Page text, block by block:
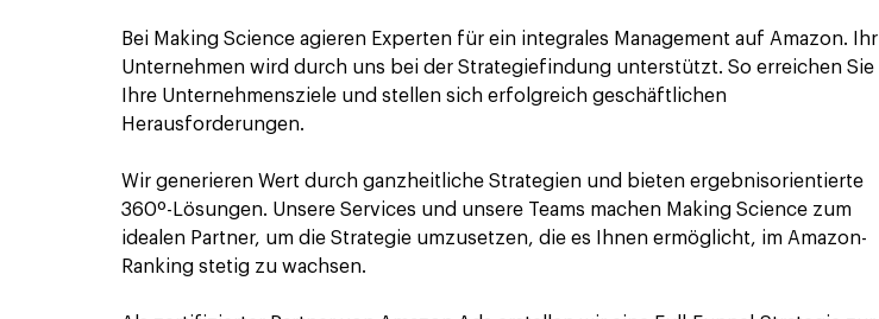
Bei Making Science agieren Experten für ein integrales Management auf Amazon. Ihr
Unternehmen wird durch uns bei der Strategiefindung unterstützt. So erreichen Sie
Ihre Unternehmensziele und stellen sich erfolgreich geschäftlichen
Herausforderungen.
Wir generieren Wert durch ganzheitliche Strategien und bieten ergebnisorientierte
360º-Lösungen. Unsere Services und unsere Teams machen Making Science zum
idealen Partner, um die Strategie umzusetzen, die es Ihnen ermöglicht, im Amazon-
Ranking stetig zu wachsen.